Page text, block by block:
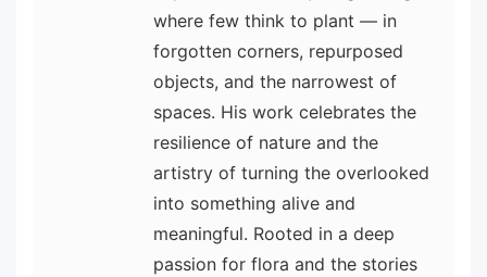
where few think to plant — in
forgotten corners, repurposed
objects, and the narrowest of
spaces. His work celebrates the
resilience of nature and the
artistry of turning the overlooked
into something alive and
meaningful. Rooted in a deep
passion for flora and the stories